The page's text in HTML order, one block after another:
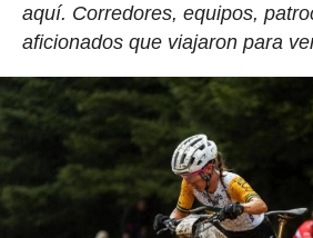
aquí. Corredores, equipos,
aficionados que viajaron para